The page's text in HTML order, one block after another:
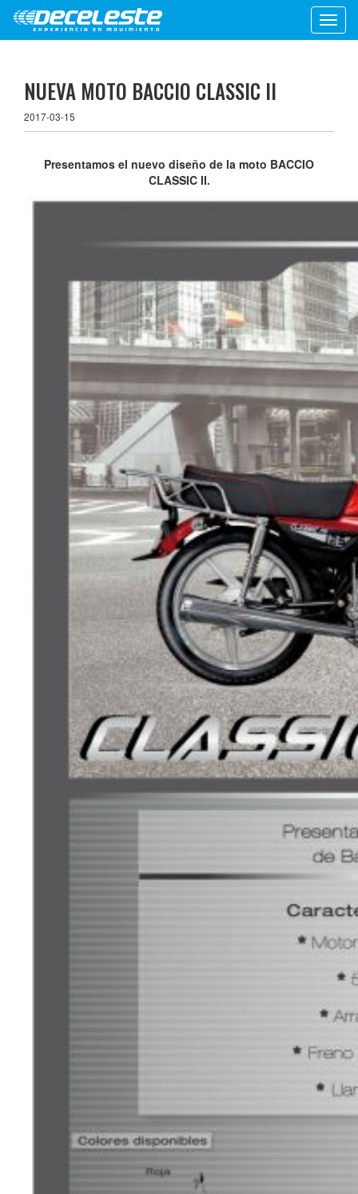
NUEVA MOTO BACCIO CLASSIC II
2017-03-15
Presentamos el nuevo diseño de la moto BACCIO
CLASSIC II.